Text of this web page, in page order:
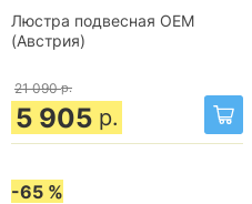
Люстра подвесная OEM
(Австрия)
21 090 р.
5 905 р.
-65 %